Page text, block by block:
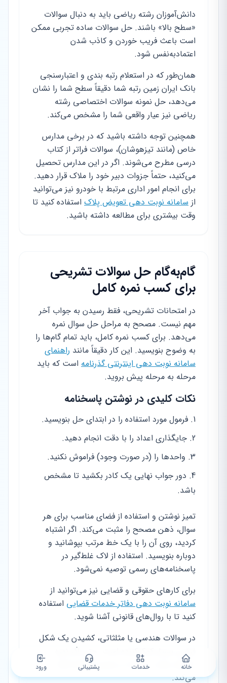
دانش‌آموزان رشته ریاضی باید به دنبال سوالات
«سطح بالا» باشند. حل سوالات ساده تجربی ممکن
است باعث فریب خوردن و کاذب شدن
اعتمادبه‌نفس شود.
همان‌طور که در استعلام رتبه بندی و اعتبارسنجی
بانک ایران زمین رتبه شما دقیقاً سطح شما را نشان
می‌دهد، حل نمونه سوالات اختصاصی رشته
ریاضی نیز عیار واقعی شما را مشخص می‌کند.
همچنین توجه داشته باشید که در برخی مدارس
خاص (مانند تیزهوشان)، سوالات فراتر از کتاب
درسی مطرح می‌شوند. اگر در این مدارس تحصیل
می‌کنید، حتماً جزوات دبیر خود را ملاک قرار دهید.
برای انجام امور اداری مرتبط با خودرو نیز می‌توانید
از سامانه نوبت دهی تعویض پلاک استفاده کنید تا
وقت بیشتری برای مطالعه داشته باشید.
گام‌به‌گام حل سوالات تشریحی
برای کسب نمره کامل
در امتحانات تشریحی، فقط رسیدن به جواب آخر
مهم نیست. مصحح به مراحل حل سوال نمره
می‌دهد. برای کسب نمره کامل، باید تمام گام‌ها را
به وضوح بنویسید. این کار دقیقاً مانند راهنمای
سامانه نوبت دهی اینترنتی گذرنامه است که باید
مرحله به مرحله پیش بروید.
نکات کلیدی در نوشتن پاسخنامه
فرمول مورد استفاده را در ابتدای حل بنویسید.
جایگذاری اعداد را با دقت انجام دهید.
واحدها را (در صورت وجود) فراموش نکنید.
دور جواب نهایی یک کادر بکشید تا مشخص
باشد.
تمیز نوشتن و استفاده از فضای مناسب برای هر
سوال، ذهن مصحح را مثبت می‌کند. اگر اشتباه
کردید، روی آن را با یک خط مرتب بپوشانید و
دوباره بنویسید. استفاده از لاک غلط‌گیر در
پاسخنامه‌های رسمی توصیه نمی‌شود.
برای کارهای حقوقی و قضایی نیز می‌توانید از
سامانه نوبت دهی دفاتر خدمات قضایی استفاده
کنید تا با روال‌های قانونی آشنا شوید.
در سوالات هندسی یا مثلثاتی، کشیدن یک شکل
فرضی بسیار کمک‌کننده است. حتی اگر نمره
نداشته باشد، به شما در تجسم مسئله کمک
می‌کند.
خانه خدمات پشتیبانی ورود